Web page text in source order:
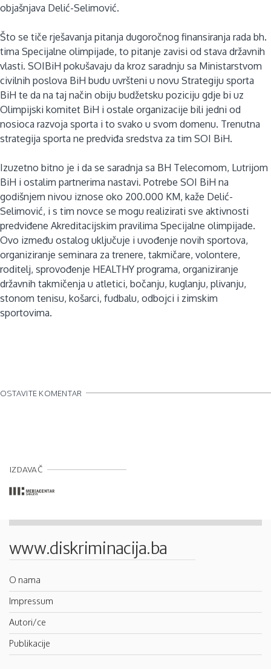
objašnjava Delić-Selimović.
Što se tiče rješavanja pitanja dugoročnog finansiranja rada bh.
tima Specijalne olimpijade, to pitanje zavisi od stava državnih
vlasti. SOIBiH pokušavaju da kroz saradnju sa Ministarstvom
civilnih poslova BiH budu uvršteni u novu Strategiju sporta
BiH te da na taj način obiju budžetsku poziciju gdje bi uz
Olimpijski komitet BiH i ostale organizacije bili jedni od
nosioca razvoja sporta i to svako u svom domenu. Trenutna
strategija sporta ne predviđa sredstva za tim SOI BiH.
Izuzetno bitno je i da se saradnja sa BH Telecomom, Lutrijom
BiH i ostalim partnerima nastavi. Potrebe SOI BiH na
godišnjem nivou iznose oko 200.000 KM, kaže Delić-
Selimović, i s tim novce se mogu realizirati sve aktivnosti
predviđene Akreditacijskim pravilima Specijalne olimpijade.
Ovo između ostalog uključuje i uvođenje novih sportova,
organiziranje seminara za trenere, takmičare, volontere,
roditelj, sprovođenje HEALTHY programa, organiziranje
državnih takmičenja u atletici, bočanju, kuglanju, plivanju,
stonom tenisu, košarci, fudbalu, odbojci i zimskim
sportovima.
OSTAVITE KOMENTAR
IZDAVAČ
www.diskriminacija.ba
O nama
Impressum
Autori/ce
Publikacije